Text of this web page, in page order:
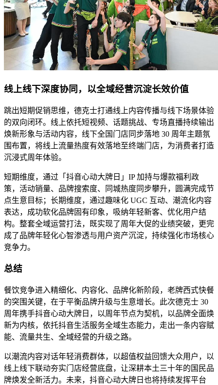
线上线下深度协同，以全域经营沉淀长效价值
跳出短期促销思维，德克士打通线上内容传播与线下场景体验
的双向闭环。线上依托短视频、话题挑战、专场直播持续输出
焕新形象与活动内容，线下全国门店同步落地 30 周年主题氛
围布置，将线上流量热度有效落地至终端门店，为消费者打造
沉浸式周年体验。
短期维度，通过「抖音心动大牌日」IP 加持与爆款福利政
策，活动销量、品牌搜索度、同城热度同步攀升，圆满完成节
点生意目标；长期维度，通过趣味化 UGC 互动、潮流化内容
表达，成功软化品牌固有印象，吸纳年轻新客、优化用户结
构。整套全域运营打法，既实现了周年大促的业绩突破，更完
成了品牌年轻化心智渗透与用户资产沉淀，持续强化市场核心
竞争力。
总结
餐饮竞争进入精细化、内容化、品牌化新阶段，老牌西式快餐
的突围关键，在于平衡品牌升级与生意增长。此次德克士 30
周年携手抖音心动大牌日，以周年节点为契机，以品牌全面焕
新为内核，依托抖音生活服务全域生态能力，走出一条内容赋
能、流量共生、全域经营的升级之路。
以潮流内容对话年轻消费群体，以超值权益回馈大众用户，以
线上线下联动夯实门店经营底盘，让深耕本土三十年的国民品
牌焕发全新活力。未来，抖音心动大牌日也将持续发挥平台